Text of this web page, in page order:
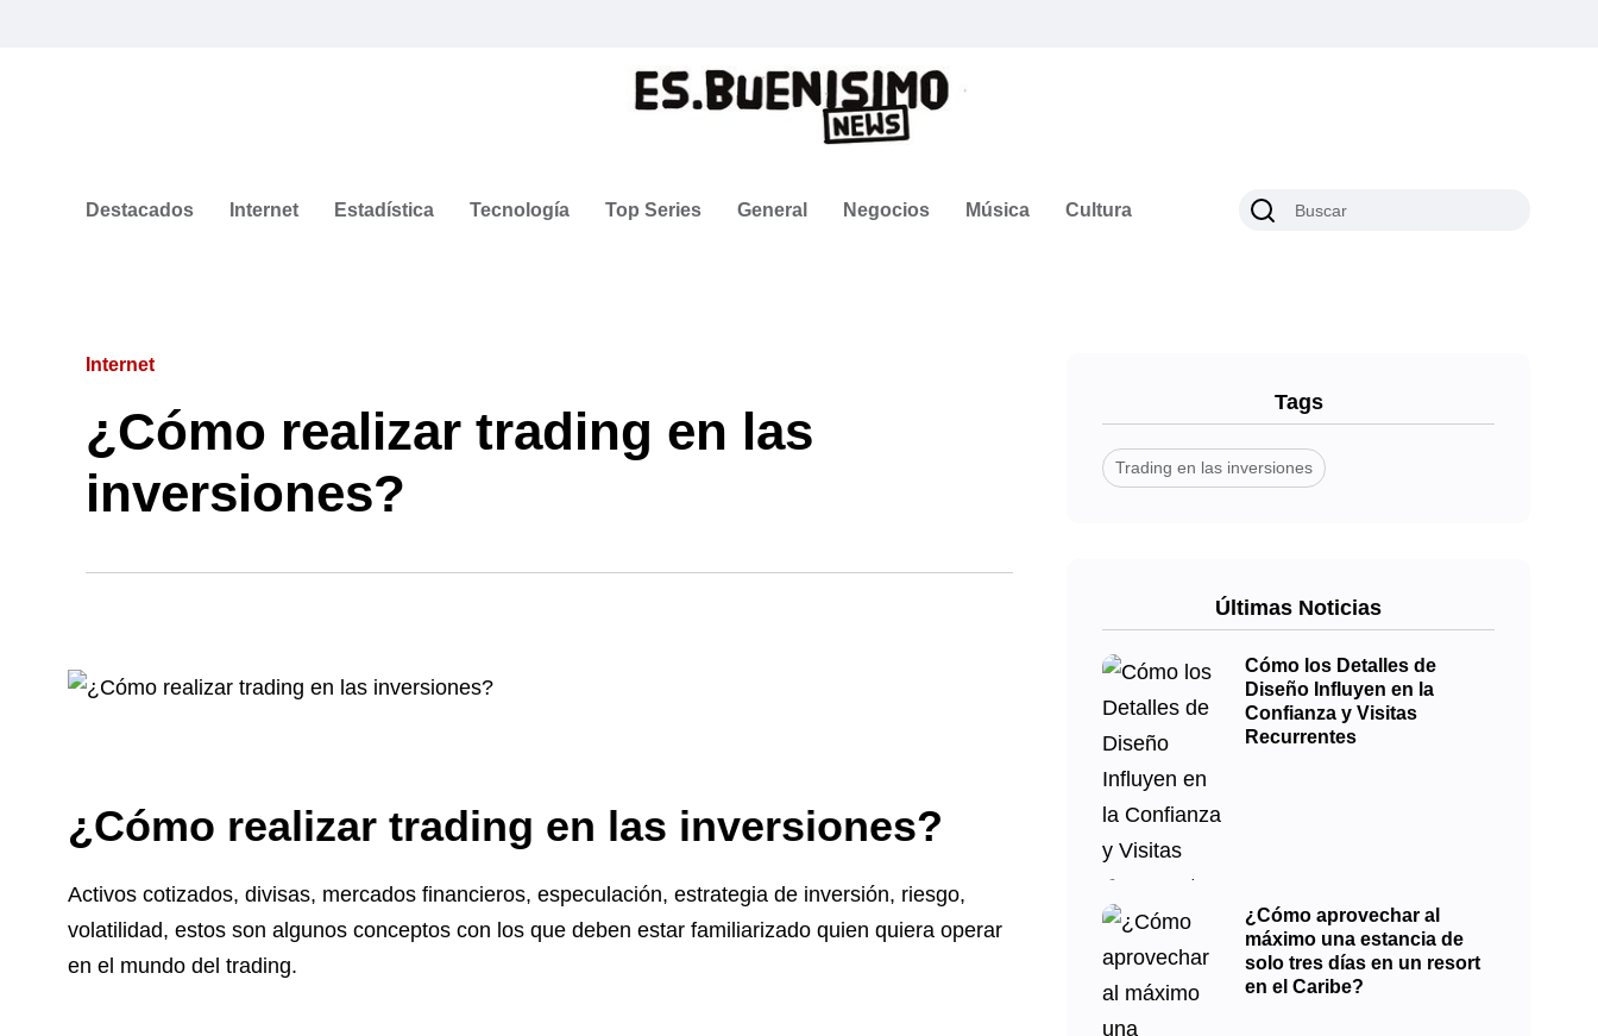
Destacados Internet Estadística Tecnología Top Series General Negocios Música Cultura
Internet
¿Cómo realizar trading en las
inversiones?
¿Cómo realizar trading en las inversiones?
Activos cotizados, divisas, mercados financieros, especulación, estrategia de inversión, riesgo,
volatilidad, estos son algunos conceptos con los que deben estar familiarizado quien quiera operar
en el mundo del trading.
Tags
Trading en las inversiones
Últimas Noticias
Cómo los Detalles de
Diseño Influyen en la
Confianza y Visitas
Recurrentes
¿Cómo aprovechar al
máximo una estancia de
solo tres días en un resort
en el Caribe?